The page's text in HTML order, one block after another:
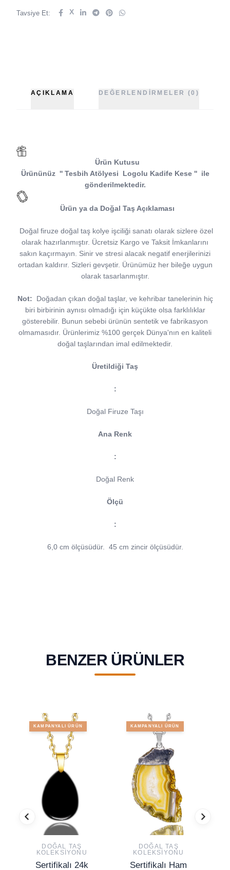
Tavsiye Et: X
AÇIKLAMA DEĞERLENDIRMELER (0)
Ürün Kutusu
Ürününüz '' Tesbih Atölyesi Logolu Kadife Kese '' ile
gönderilmektedir.
Ürün ya da Doğal Taş Açıklaması
Doğal firuze doğal taş kolye işciliği sanatı olarak sizlere özel
olarak hazırlanmıştır. Ücretsiz Kargo ve Taksit İmkanlarını
sakın kaçırmayın. Sinir ve stresi alacak negatif enerjilerinizi
ortadan kaldırır. Sizleri gevşetir. Ürünümüz her bileğe uygun
olarak tasarlanmıştır.
Not:
Doğadan çıkan doğal taşlar, ve kehribar tanelerinin hiç
biri birbirinin aynısı olmadığı için küçükte olsa farklılıklar
gösterebilir. Bunun sebebi ürünün sentetik ve fabrikasyon
olmamasıdır. Ürünlerimiz %100 gerçek Dünya'nın en kaliteli
doğal taşlarından imal edilmektedir.
Üretildiği Taş
:
Doğal Firuze Taşı
Ana Renk
:
Doğal Renk
Ölçü
:
6,0 cm ölçüsüdür. 45 cm zincir ölçüsüdür.
BENZER ÜRÜNLER
KAMPANYALI ÜRÜN
DOĞAL TAŞ
KOLEKSIYONU
Sertifikalı 24k
KAMPANYALI ÜRÜN
DOĞAL TAŞ
KOLEKSIYONU
Sertifikalı Ham